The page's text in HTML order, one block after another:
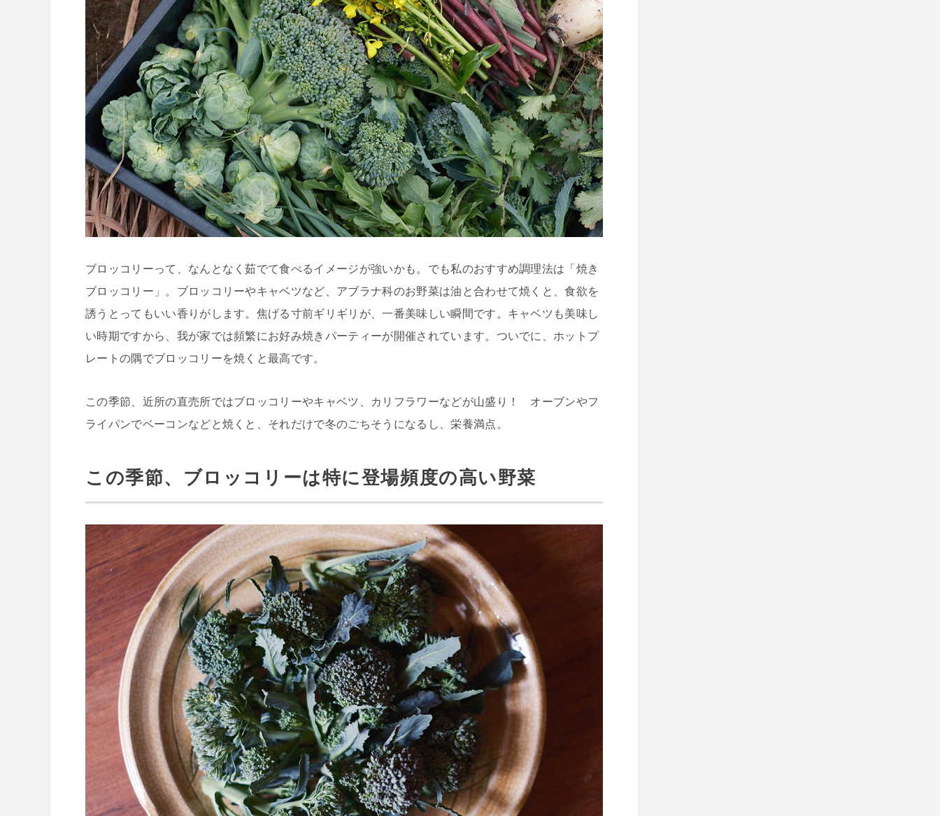
ブロッコリーって、なんとなく茹でて食べるイメージが強いかも。でも私のおすすめ調理法は「焼き
ブロッコリー」。ブロッコリーやキャベツなど、アブラナ科のお野菜は油と合わせて焼くと、食欲を
誘うとってもいい香りがします。焦げる寸前ギリギリが、一番美味しい瞬間です。キャベツも美味し
い時期ですから、我が家では頻繁にお好み焼きパーティーが開催されています。ついでに、ホットプ
レートの隅でブロッコリーを焼くと最高です。
この季節、近所の直売所ではブロッコリーやキャベツ、カリフラワーなどが山盛り！ オーブンやフ
ライパンでベーコンなどと焼くと、それだけで冬のごちそうになるし、栄養満点。
この季節、ブロッコリーは特に登場頻度の高い野菜